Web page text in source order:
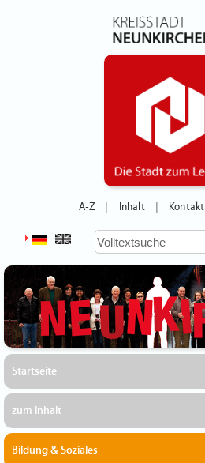
A-Z Inhalt Kontakt
Startseite
zum Inhalt
Bildung & Soziales